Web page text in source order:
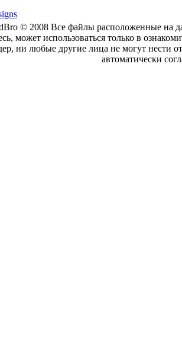
© 2008 Все файлы расположенные на
может использоваться только в
ни любые другие лица не могут нести
автоматически